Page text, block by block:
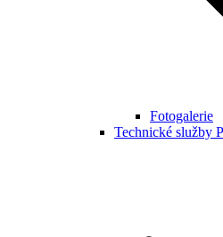
Fotogalerie
Technické služby